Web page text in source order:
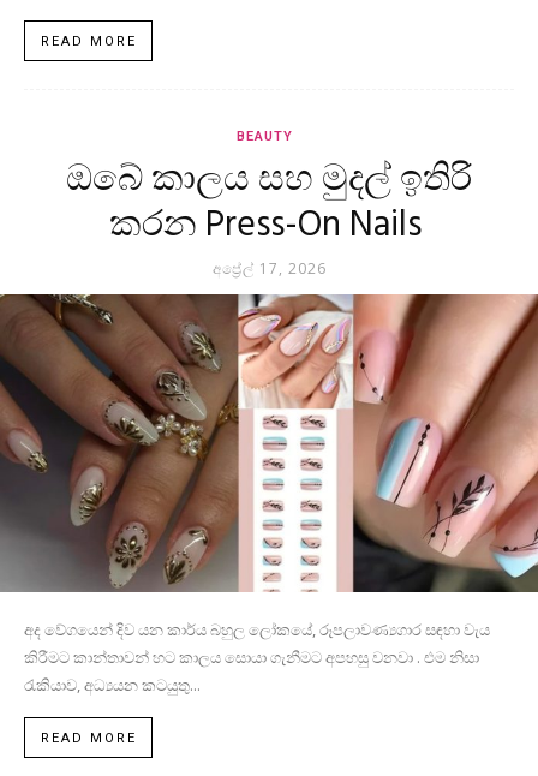
READ MORE
BEAUTY
ඔබේ කාලය සහ මුදල් ඉතිරි
කරන Press-On Nails
අප්‍රේල් 17, 2026
අද වේගයෙන් දිව යන කාර්ය බහුල ලෝකයේ, රූපලාවණ්‍යගාර සඳහා වැය
කිරීමට කාන්තාවන් හට කාලය සොයා ගැනීමට අපහසු වනවා . එම නිසා
රැකියාව, අධ්‍යයන කටයුතු...
READ MORE